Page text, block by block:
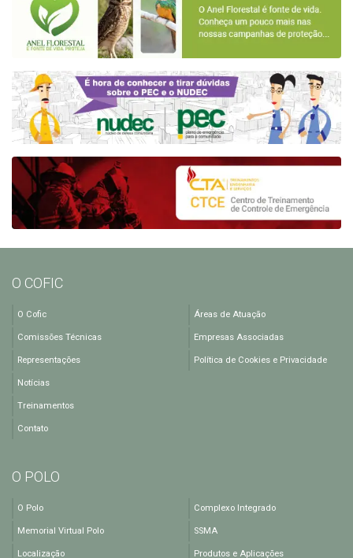
O COFIC
O Cofic
Comissões Técnicas
Representações
Áreas de Atuação
Empresas Associadas
Política de Cookies e Privacidade
Notícias
Treinamentos
Contato
O POLO
O Polo
Memorial Virtual Polo
Localização
Complexo Integrado
SSMA
Produtos e Aplicações